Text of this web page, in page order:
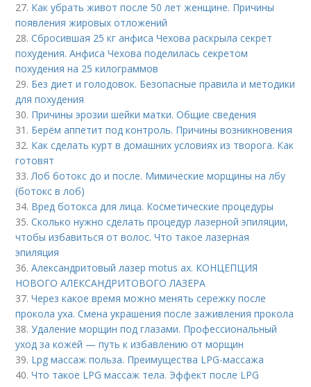
27. Как убрать живот после 50 лет женщине. Причины
появления жировых отложений
28.Сбросившая 25 кг анфиса Чехова раскрыла секрет
похудения. Анфиса Чехова поделилась секретом
похудения на 25 килограммов
29. Без диет и голодовок. Безопасные правила и методики
для похудения
30. Причины эрозии шейки матки. Общие сведения
31. Берём аппетит под контроль. Причины возникновения
32. Как сделать курт в домашних условиях из творога. Как
готовят
33.Лоб ботокс до и после. Мимические морщины на лбу
(ботокс в лоб)
34. Вред ботокса для лица. Косметические процедуры
35.Сколько нужно сделать процедур лазерной эпиляции,
чтобы избавиться от волос. Что такое лазерная
эпиляция
36.Александритовый лазер motus ax. КОНЦЕПЦИЯ
НОВОГО АЛЕКСАНДРИТОВОГО ЛАЗЕРА
37.Через какое время можно менять сережку после
прокола уха. Смена украшения после заживления прокола
38.Удаление морщин под глазами. Профессиональный
уход за кожей — путь к избавлению от морщин
39. Lpg массаж польза. Преимущества LPG-массажа
40.Что такое LPG массаж тела. Эффект после LPG